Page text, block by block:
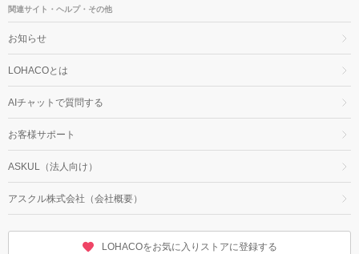
関連サイト・ヘルプ・その他
お知らせ
LOHACOとは
AIチャットで質問する
お客様サポート
ASKUL（法人向け）
アスクル株式会社（会社概要）
LOHACOをお気に入りストアに登録する